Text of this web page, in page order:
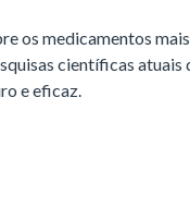
os medicamentos
científicas atuais
e eficaz.